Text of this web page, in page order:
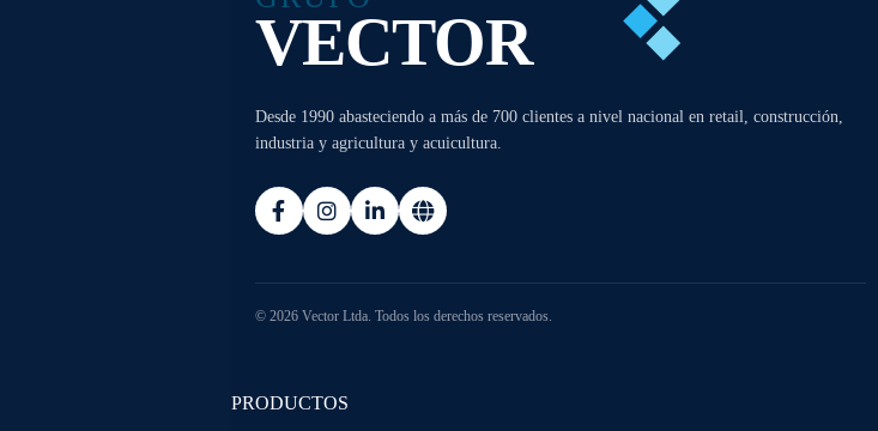
VECTOR
Desde 1990 abasteciendo a más de 700 clientes a nivel nacional en retail, construcción,
industria y agricultura y acuicultura.
© 2026 Vector Ltda. Todos los derechos reservados.
PRODUCTOS